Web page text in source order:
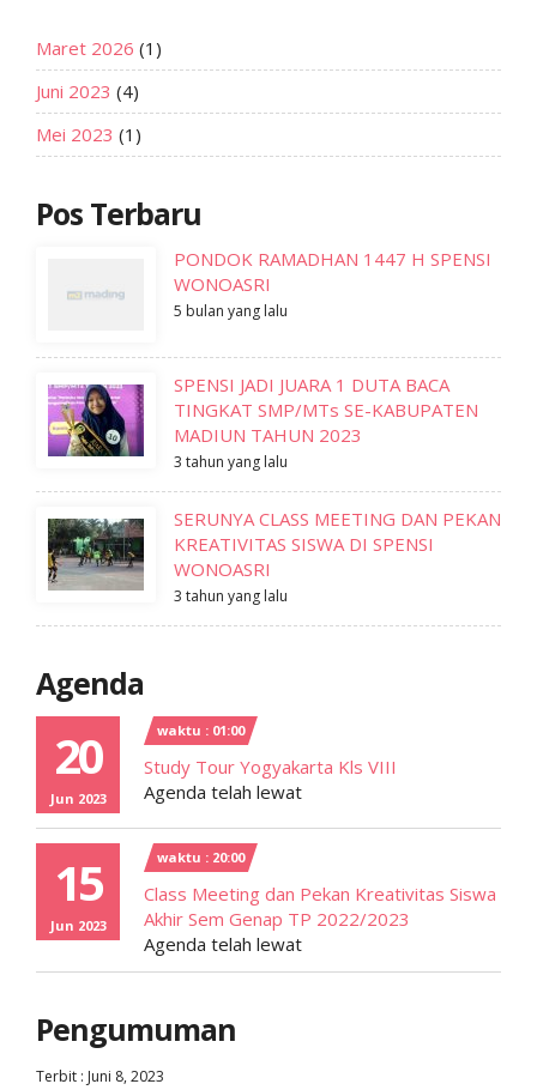
Maret 2026 (1)
Juni 2023 (4)
Mei 2023 (1)
Pos Terbaru
PONDOK RAMADHAN 1447 H SPENSI
WONOASRI
5 bulan yang lalu
SPENSI JADI JUARA 1 DUTA BACA
TINGKAT SMP/MTs SE-KABUPATEN
MADIUN TAHUN 2023
3 tahun yang lalu
SERUNYA CLASS MEETING DAN PEKAN
KREATIVITAS SISWA DI SPENSI
WONOASRI
3 tahun yang lalu
Agenda
20
Jun 2023
waktu : 01:00
Study Tour Yogyakarta Kls VIII
Agenda telah lewat
15
Jun 2023
waktu : 20:00
Class Meeting dan Pekan Kreativitas Siswa
Akhir Sem Genap TP 2022/2023
Agenda telah lewat
Pengumuman
Terbit : Juni 8, 2023